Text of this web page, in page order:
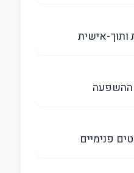
ותוך-אישית
ההשפעה
פנימיים